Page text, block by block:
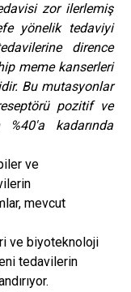
zor ilerlemiş
yönelik tedaviyi
dirence
meme kanserleri
Bu mutasyonlar
pozitif ve
kadarında
ve
mevcut
ve biyoteknoloji
tedavilerin